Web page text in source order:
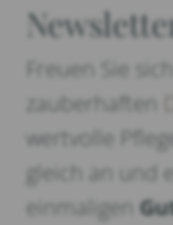
Freuen Sie
zauberhaften
wertvolle
gleich an und
einmaligen